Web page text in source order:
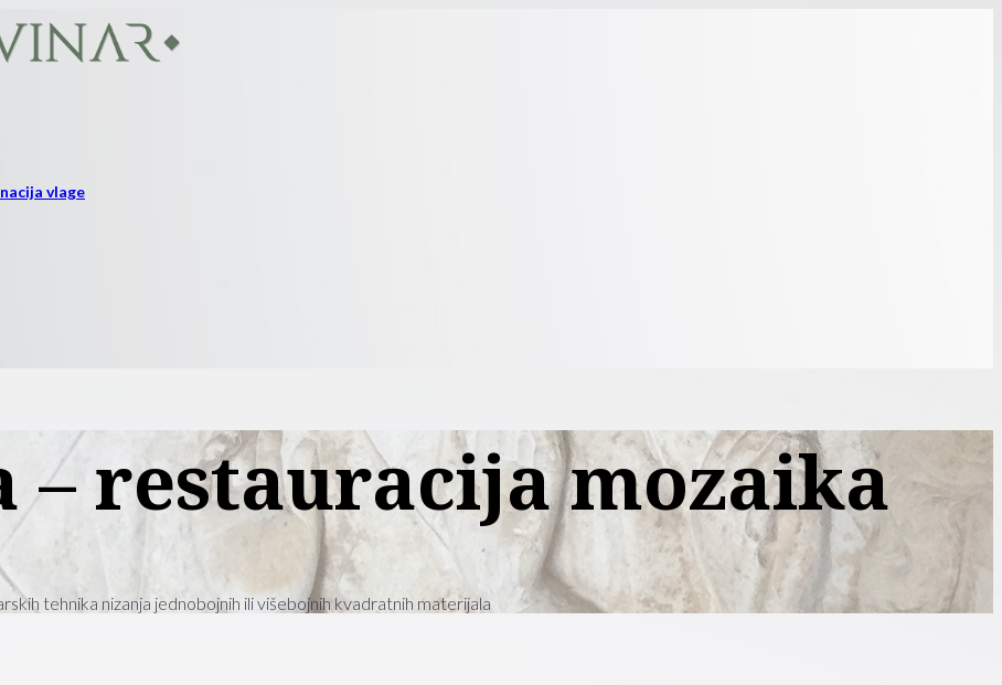
vlage
– restauracija mozaika
tehnika nizanja jednobojnih ili višebojnih kvadratnih materijala